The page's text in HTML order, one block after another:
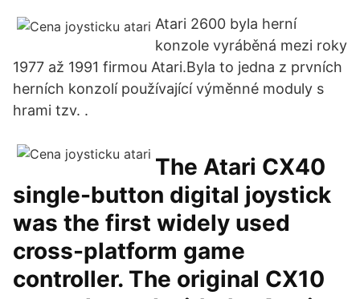
Atari 2600 byla herní
konzole vyráběná mezi roky
1977 až 1991 firmou Atari.Byla to jedna z prvních
herních konzolí používající výměnné moduly s
hrami tzv. .
The Atari CX40
single-button digital joystick
was the first widely used
cross-platform game
controller. The original CX10